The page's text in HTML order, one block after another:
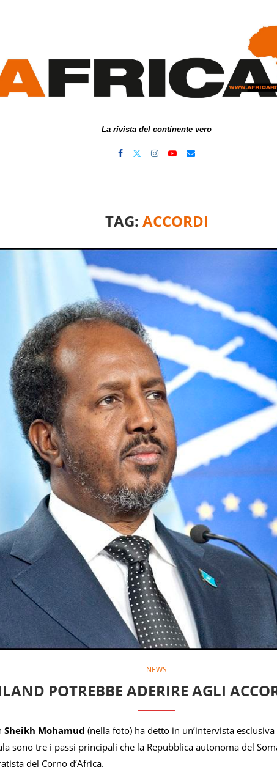
La rivista del continente vero
TAG: ACCORDI
NEWS
POTREBBE ADERIRE AGLI
Sheikh Mohamud (nella foto) ha detto in un’intervista
sono tre i passi principali che la Repubblica autonoma del
del Corno d’Africa.